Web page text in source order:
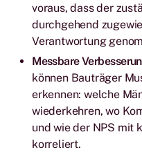
voraus, dass der
durchgehend
Verantwortung
Messbare
können Bauträger
erkennen: welche
wiederkehren, wo
und wie der NPS mit
korreliert.